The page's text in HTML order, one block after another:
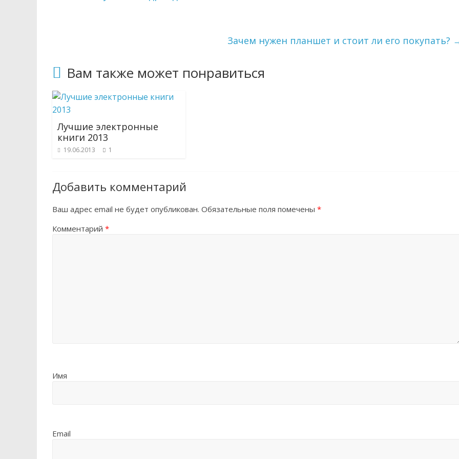
Зачем нужен планшет и стоит ли его покупать?
Вам также может понравиться
Лучшие электронные
книги 2013
19.06.2013 1
Добавить комментарий
Ваш адрес email не будет опубликован. Обязательные поля помечены *
Комментарий *
Имя
Email